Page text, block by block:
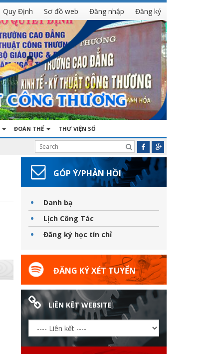
Quy Định Sơ đồ web Đăng nhập Đăng ký
ĐOÀN THỂ THƯ VIỆN SỐ
GÓP Ý/PHẢN HỒI
Danh bạ
Lịch Công Tác
Đăng ký học tín chỉ
ĐĂNG KÝ XÉT TUYỂN
LIÊN KẾT WEBSITE